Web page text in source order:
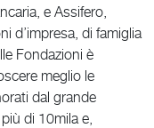
e Assifero,
d’impresa, di famiglia
Fondazioni è
meglio le
dal grande
di 10mila e,